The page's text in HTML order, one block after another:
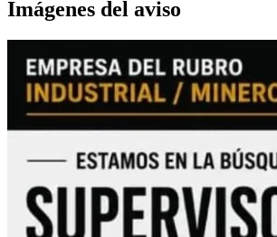
Imágenes del aviso